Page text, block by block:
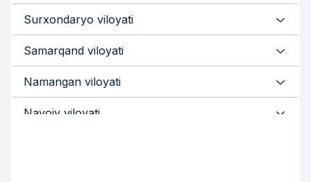
Surxondaryo viloyati
Samarqand viloyati
Namangan viloyati
Navoiy viloyati